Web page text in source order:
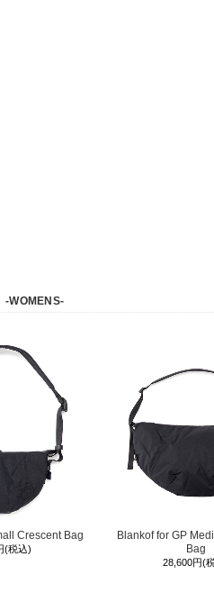
-WOMENS-
Crescent Bag
(税込)
Blankof for GP
Bag
28,600円(